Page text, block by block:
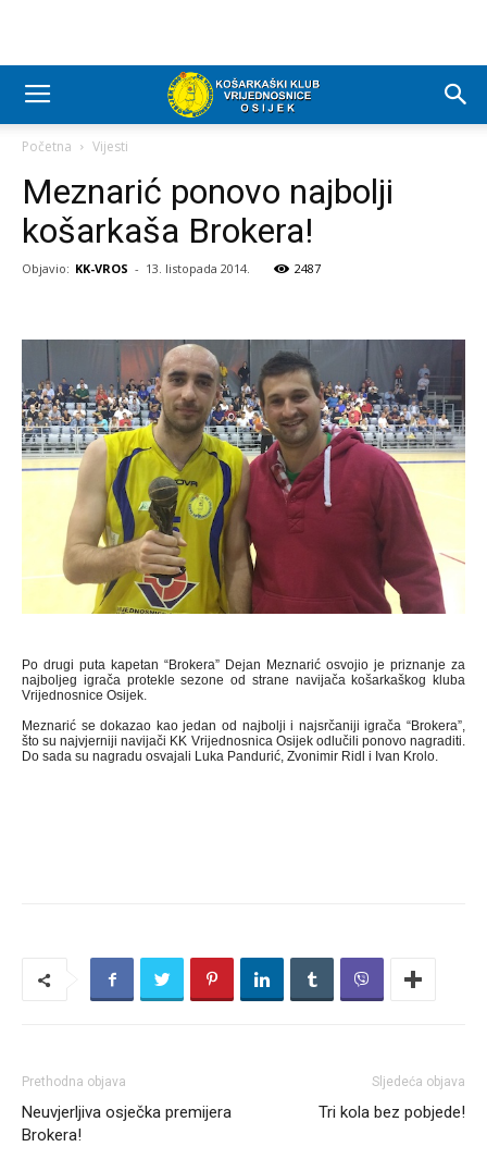
Početna Vijesti
Meznarić ponovo najbolji
košarkaša Brokera!
Objavio: KK-VROS - 13. listopada 2014. 2487
Po drugi puta kapetan “Brokera” Dejan Meznarić osvojio je priznanje za
najboljeg igrača protekle sezone od strane navijača košarkaškog kluba
Vrijednosnice Osijek.
Meznarić se dokazao kao jedan od najbolji i najsrčaniji igrača “Brokera”,
što su najvjerniji navijači KK Vrijednosnica Osijek odlučili ponovo nagraditi.
Do sada su nagradu osvajali Luka Pandurić, Zvonimir Ridl i Ivan Krolo.
Prethodna objava
Neuvjerljiva osječka premijera
Brokera!
Sljedeća objava
Tri kola bez pobjede!